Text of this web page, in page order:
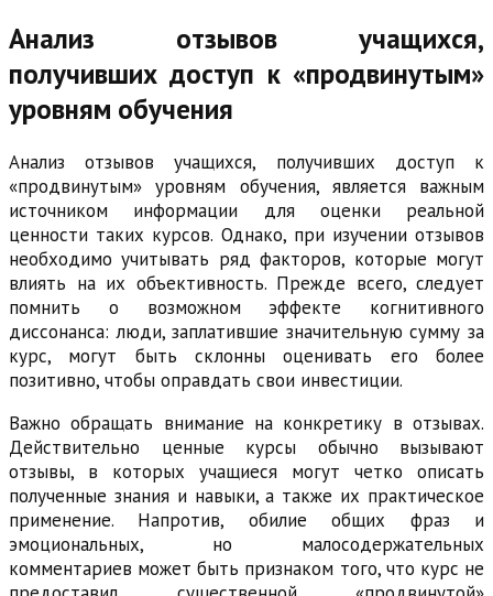
Анализ отзывов учащихся,
получивших доступ к «продвинутым»
уровням обучения
Анализ отзывов учащихся, получивших доступ к
«продвинутым» уровням обучения, является важным
источником информации для оценки реальной
ценности таких курсов. Однако, при изучении отзывов
необходимо учитывать ряд факторов, которые могут
влиять на их объективность. Прежде всего, следует
помнить о возможном эффекте когнитивного
диссонанса: люди, заплатившие значительную сумму за
курс, могут быть склонны оценивать его более
позитивно, чтобы оправдать свои инвестиции.
Важно обращать внимание на конкретику в отзывах.
Действительно ценные курсы обычно вызывают
отзывы, в которых учащиеся могут четко описать
полученные знания и навыки, а также их практическое
применение. Напротив, обилие общих фраз и
эмоциональных, но малосодержательных
комментариев может быть признаком того, что курс не